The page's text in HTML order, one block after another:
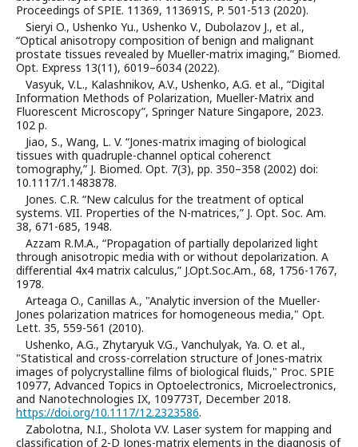
Proceedings of SPIE. 11369, 113691S, P. 501-513 (2020).
Sieryi O., Ushenko Yu., Ushenko V., Dubolazov J., et al.,
“Optical anisotropy composition of benign and malignant
prostate tissues revealed by Mueller-matrix imaging,” Biomed.
Opt. Express 13(11), 6019–6034 (2022).
Vasyuk, V.L., Kalashnikov, A.V., Ushenko, A.G. et al., “Digital
Information Methods of Polarization, Mueller-Matrix and
Fluorescent Microscopy”, Springer Nature Singapore, 2023.
102 p.
Jiao, S., Wang, L. V. “Jones-matrix imaging of biological
tissues with quadruple-channel optical coherenct
tomography,” J. Biomed. Opt. 7(3), pp. 350–358 (2002) doi:
10.1117/1.1483878.
Jones. C.R. “New calculus for the treatment of optical
systems. VII. Properties of the N-matrices,” J. Opt. Soc. Am.
38, 671-685, 1948.
Azzam R.M.A., “Propagation of partially depolarized light
through anisotropic media with or without depolarization. A
differential 4x4 matrix calculus,” J.Opt.Soc.Am., 68, 1756-1767,
1978.
Arteaga O., Canillas A., "Analytic inversion of the Mueller-
Jones polarization matrices for homogeneous media," Opt.
Lett. 35, 559-561 (2010).
Ushenko, A.G., Zhytaryuk V.G., Vanchulyak, Ya. O. et al.,
"Statistical and cross-correlation structure of Jones-matrix
images of polycrystalline films of biological fluids," Proc. SPIE
10977, Advanced Topics in Optoelectronics, Microelectronics,
and Nanotechnologies IX, 109773T, December 2018.
https://doi.org/10.1117/12.2323586.
Zabolotna, N.I., Sholota V.V. Laser system for mapping and
classification of 2-D Jones-matrix elements in the diagnosis of